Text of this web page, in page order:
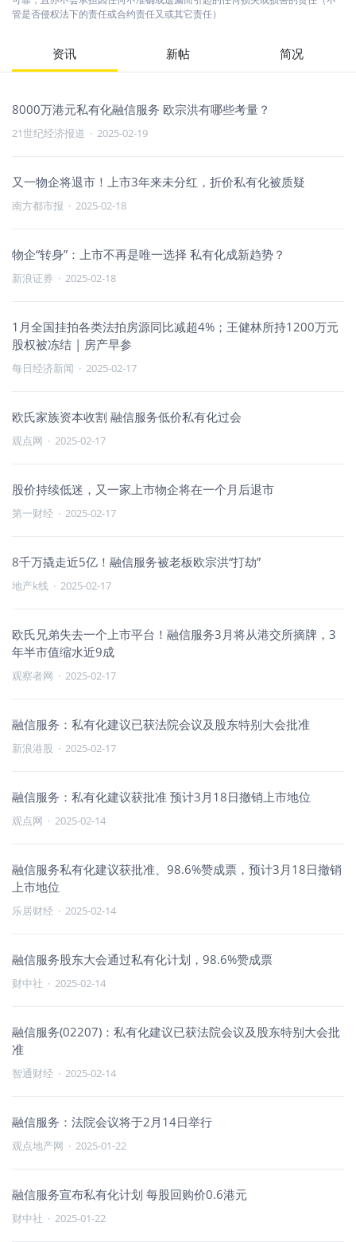
管是否侵权法下的责任或合约责任又或其它责任）
资讯 新帖 简况
8000万港元私有化融信服务 欧宗洪有哪些考量？
21世纪经济报道 · 2025-02-19
又一物企将退市！上市3年来未分红，折价私有化被质疑
南方都市报 · 2025-02-18
物企“转身”：上市不再是唯一选择 私有化成新趋势？
新浪证券 · 2025-02-18
1月全国挂拍各类法拍房源同比减超4%；王健林所持1200万元
股权被冻结 | 房产早参
每日经济新闻 · 2025-02-17
欧氏家族资本收割 融信服务低价私有化过会
观点网 · 2025-02-17
股价持续低迷，又一家上市物企将在一个月后退市
第一财经 · 2025-02-17
8千万撬走近5亿！融信服务被老板欧宗洪“打劫”
地产k线 · 2025-02-17
欧氏兄弟失去一个上市平台！融信服务3月将从港交所摘牌，3
年半市值缩水近9成
观察者网 · 2025-02-17
融信服务：私有化建议已获法院会议及股东特别大会批准
新浪港股 · 2025-02-17
融信服务：私有化建议获批准 预计3月18日撤销上市地位
观点网 · 2025-02-14
融信服务私有化建议获批准、98.6%赞成票，预计3月18日撤销
上市地位
乐居财经 · 2025-02-14
融信服务股东大会通过私有化计划，98.6%赞成票
财中社 · 2025-02-14
融信服务(02207)：私有化建议已获法院会议及股东特别大会批
准
智通财经 · 2025-02-14
融信服务：法院会议将于2月14日举行
观点地产网 · 2025-01-22
融信服务宣布私有化计划 每股回购价0.6港元
财中社 · 2025-01-22